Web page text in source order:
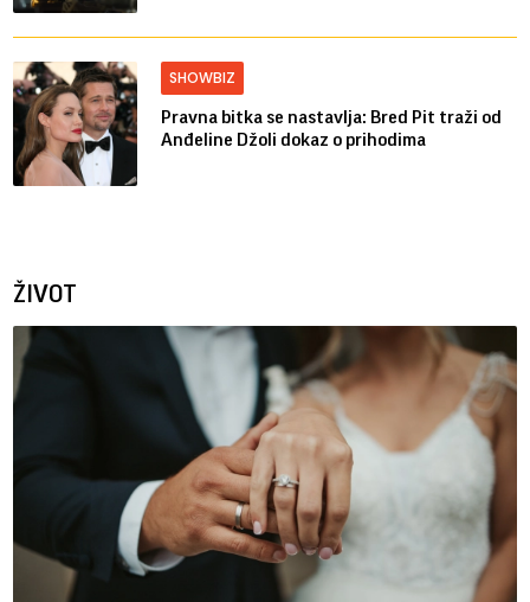
SHOWBIZ
Pravna bitka se nastavlja: Bred ​​Pit traži od
Anđeline Džoli dokaz o prihodima
ŽIVOT